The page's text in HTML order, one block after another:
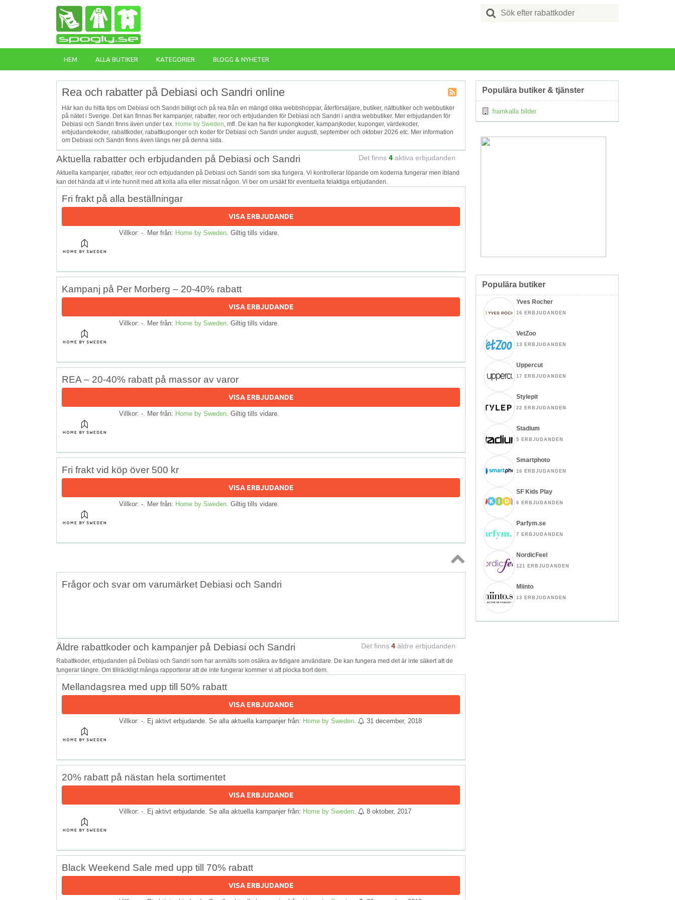
Search
for:
HEM ALLA BUTIKER KATEGORIER BLOGG & NYHETER
Tagg
Rea och rabatter på Debiasi och Sandri online
Här kan du hitta tips om Debiasi och Sandri billigt och på rea från en mängd olika webbshoppar, återförsäljare, butiker, nätbutiker och webbutiker
på nätet i Sverige. Det kan finnas fler kampanjer, rabatter, reor och erbjudanden för Debiasi och Sandri i andra webbutiker. Mer erbjudanden för
Debiasi och Sandri finns även under t.ex. Home by Sweden, mfl. De kan ha fler kupongkoder, kampanjkoder, kuponger, värdekoder,
erbjudandekoder, rabattkoder, rabattkuponger och koder för Debiasi och Sandri under augusti, september och oktober 2026 etc. Mer information
om Debiasi och Sandri finns även längs ner på denna sida.
Aktuella rabatter och erbjudanden på Debiasi och Sandri Det finns 4 aktiva erbjudanden
Aktuella kampanjer, rabatter, reor och erbjudanden på Debiasi och Sandri som ska fungera. Vi kontrollerar löpande om koderna fungerar men ibland
kan det hända att vi inte hunnit med att kolla alla eller missat någon. Vi ber om ursäkt för eventuella felaktiga erbjudanden.
Fri frakt på alla beställningar
VISA ERBJUDANDE
Villkor: -. Mer från: Home by Sweden . Giltig tills vidare.
Kampanj på Per Morberg – 20-40% rabatt
VISA ERBJUDANDE
Villkor: -. Mer från: Home by Sweden . Giltig tills vidare.
REA – 20-40% rabatt på massor av varor
VISA ERBJUDANDE
Villkor: -. Mer från: Home by Sweden . Giltig tills vidare.
Fri frakt vid köp över 500 kr
VISA ERBJUDANDE
Villkor: -. Mer från: Home by Sweden . Giltig tills vidare.
Topp
Frågor och svar om varumärket Debiasi och Sandri
Äldre rabattkoder och kampanjer på Debiasi och Sandri Det finns 4 äldre erbjudanden
Rabattkoder, erbjudanden på Debiasi och Sandri som har anmälts som osäkra av tidigare användare. De kan fungera med det är inte säkert att de
fungerar längre. Om tillräckligt många rapporterar att de inte fungerar kommer vi att plocka bort dem.
Mellandagsrea med upp till 50% rabatt
VISA ERBJUDANDE
Villkor: -. Ej aktivt erbjudande. Se alla aktuella kampanjer från: Home by Sweden 31 december, 2018
20% rabatt på nästan hela sortimentet
VISA ERBJUDANDE
Villkor: -. Ej aktivt erbjudande. Se alla aktuella kampanjer från: Home by Sweden 8 oktober, 2017
Black Weekend Sale med upp till 70% rabatt
VISA ERBJUDANDE
Populära butiker & tjänster
framkalla bilder
Populära butiker
Yves Rocher
16 ERBJUDANDEN
VetZoo
13 ERBJUDANDEN
Uppercut
17 ERBJUDANDEN
Stylepit
22 ERBJUDANDEN
Stadium
5 ERBJUDANDEN
Smartphoto
16 ERBJUDANDEN
SF Kids Play
6 ERBJUDANDEN
Parfym.se
7 ERBJUDANDEN
NordicFeel
121 ERBJUDANDEN
Miinto
13 ERBJUDANDEN